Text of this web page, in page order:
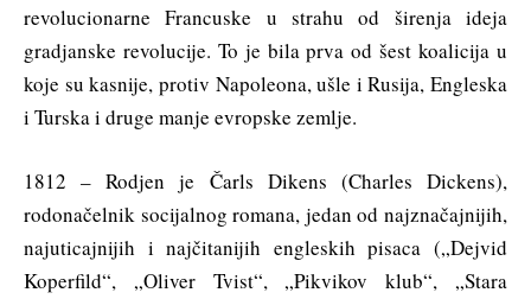
revolucionarne Francuske u strahu od širenja ideja
gradjanske revolucije. To je bila prva od šest koalicija u
koje su kasnije, protiv Napoleona, ušle i Rusija, Engleska
i Turska i druge manje evropske zemlje.
1812 – Rodjen je Čarls Dikens (Charles Dickens),
rodonačelnik socijalnog romana, jedan od najznačajnijih,
najuticajnijih i najčitanijih engleskih pisaca („Dejvid
Koperfild“, „Oliver Tvist“, „Pikvikov klub“, „Stara